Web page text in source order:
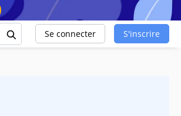
Se connecter S'inscrire